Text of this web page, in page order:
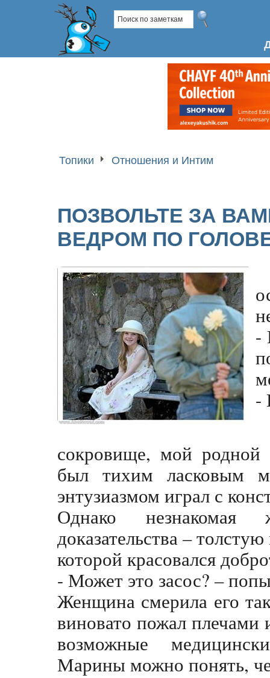
Топики Отношения и Интим
ПОЗВОЛЬТЕ ЗА
ВЕДРОМ ПО
-
-
сокровище, мой
был тихим ласковым
энтузиазмом играл с
Однако незнакомая
доказательства –
которой красовался
- Может это засос? –
Женщина смерила его
виновато пожал плечами
возможные
Марины можно понять,